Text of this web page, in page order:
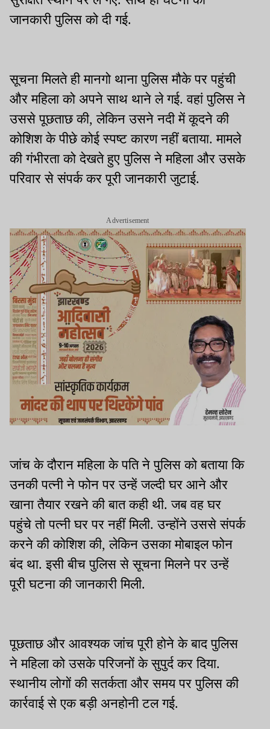
जानकारी पुलिस को दी गई.
सूचना मिलते ही मानगो थाना पुलिस मौके पर पहुंची
और महिला को अपने साथ थाने ले गई. वहां पुलिस ने
उससे पूछताछ की, लेकिन उसने नदी में कूदने की
कोशिश के पीछे कोई स्पष्ट कारण नहीं बताया. मामले
की गंभीरता को देखते हुए पुलिस ने महिला और उसके
परिवार से संपर्क कर पूरी जानकारी जुटाई.
Advertisement
जांच के दौरान महिला के पति ने पुलिस को बताया कि
उनकी पत्नी ने फोन पर उन्हें जल्दी घर आने और
खाना तैयार रखने की बात कही थी. जब वह घर
पहुंचे तो पत्नी घर पर नहीं मिली. उन्होंने उससे संपर्क
करने की कोशिश की, लेकिन उसका मोबाइल फोन
बंद था. इसी बीच पुलिस से सूचना मिलने पर उन्हें
पूरी घटना की जानकारी मिली.
पूछताछ और आवश्यक जांच पूरी होने के बाद पुलिस
ने महिला को उसके परिजनों के सुपुर्द कर दिया.
स्थानीय लोगों की सतर्कता और समय पर पुलिस की
कार्रवाई से एक बड़ी अनहोनी टल गई.